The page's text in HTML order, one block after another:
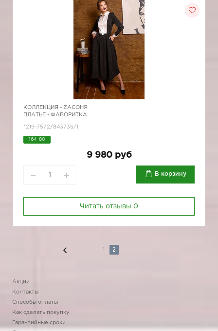
КОЛЛЕКЦИЯ - ZAСОНЯ
ПЛАТЬЕ - ФАВОРИТКА
*219-7572/843735/1
164-80
9 980 руб
В корзину
Читать отзывы 0
1 2
Акции
Контакты
Способы оплаты
Как сделать покупку
Гарантийные сроки